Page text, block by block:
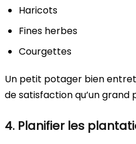
Haricots
Fines herbes
Courgettes
Un petit potager bien
de satisfaction qu’un grand
4. Planifier les